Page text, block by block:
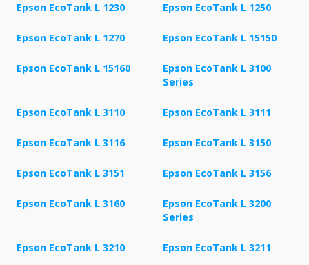
Epson EcoTank L 1230 Epson EcoTank L 1250
Epson EcoTank L 1270 Epson EcoTank L 15150
Epson EcoTank L 15160
Epson EcoTank L 3100
Series
Epson EcoTank L 3110 Epson EcoTank L 3111
Epson EcoTank L 3116 Epson EcoTank L 3150
Epson EcoTank L 3151 Epson EcoTank L 3156
Epson EcoTank L 3160
Epson EcoTank L 3200
Series
Epson EcoTank L 3210 Epson EcoTank L 3211